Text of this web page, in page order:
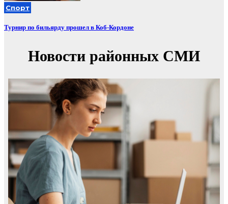
Спорт
Турнир по бильярду прошел в Коб-Кордоне